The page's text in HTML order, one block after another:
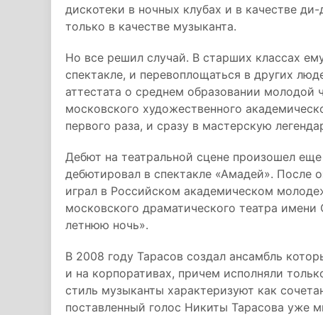
дискотеки в ночных клубах и в качестве
только в качестве музыканта.
Но все решил случай. В старших классах
спектакле, и перевоплощаться в других
аттестата о среднем образовании
московского художественного
первого раза, и сразу в мастерскую
Дебют на театральной сцене произошел
дебютировал в спектакле «Амадей». После
играл в Российском академическом
московского драматического театра имени
летнюю ночь».
В 2008 году Тарасов создал ансамбль
и на корпоративах, причем исполняли
стиль музыканты характеризуют как
поставленный голос Никиты Тарасова уже